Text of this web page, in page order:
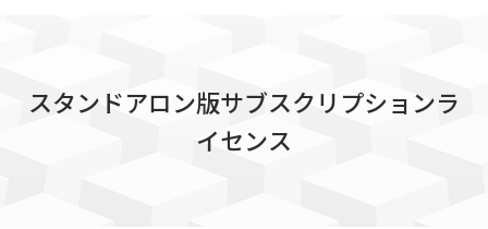
スタンドアロン版サブスクリプションラ
イセンス